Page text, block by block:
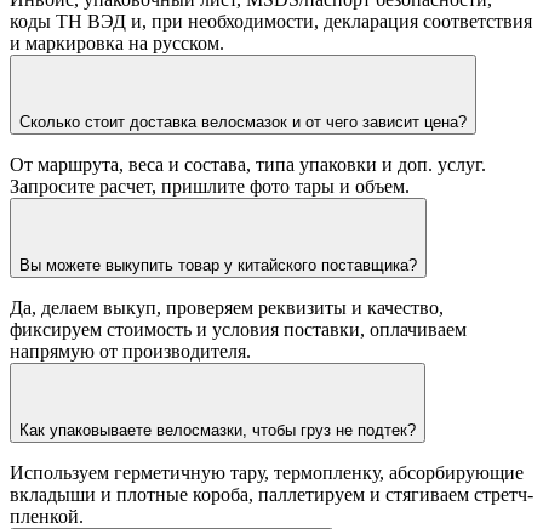
коды ТН ВЭД и, при необходимости, декларация соответствия
и маркировка на русском.
Сколько стоит доставка велосмазок и от чего зависит цена?
От маршрута, веса и состава, типа упаковки и доп. услуг.
Запросите расчет, пришлите фото тары и объем.
Вы можете выкупить товар у китайского поставщика?
Да, делаем выкуп, проверяем реквизиты и качество,
фиксируем стоимость и условия поставки, оплачиваем
напрямую от производителя.
Как упаковываете велосмазки, чтобы груз не подтек?
Используем герметичную тару, термопленку, абсорбирующие
вкладыши и плотные короба, паллетируем и стягиваем стретч-
пленкой.